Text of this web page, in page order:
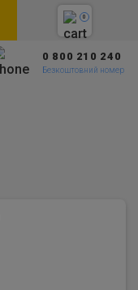
0
0 800 210 240
Безкоштовний номер